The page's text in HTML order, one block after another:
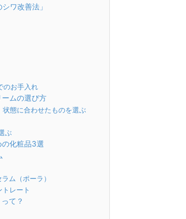
ワ改善法」
のお手入れ
ムの選び方
態に合わせたものを選ぶ
ぶ
の化粧品3選
ム（ポーラ）
レート
て？